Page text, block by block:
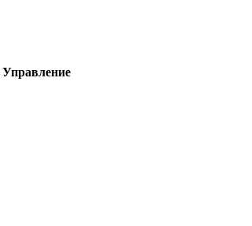
Управление